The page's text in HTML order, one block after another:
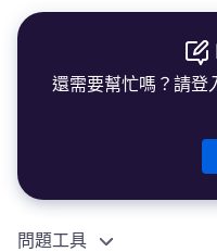
還需要幫忙嗎？請登
問題工具